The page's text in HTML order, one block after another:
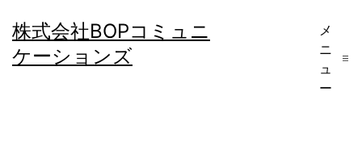
ン
テ
株式会社BOPコミュニ
ケーションズ
メ
ニ
ュ
ー